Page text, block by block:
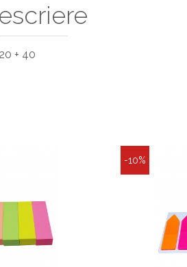
+ 40
-10%